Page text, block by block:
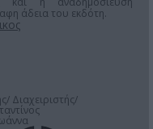
άδεια του εκδότη.
Διαχειριστής/